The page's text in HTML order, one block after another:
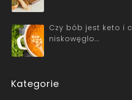
Czy bób jest keto i
niskowęglo…
Kategorie